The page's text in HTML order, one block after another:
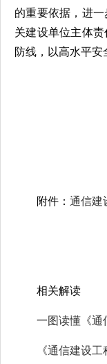
的重要依据，进
关建设单位主体
防线，以高水平安
附件： 通信建
相关解读
一图读懂《通
《通信建设